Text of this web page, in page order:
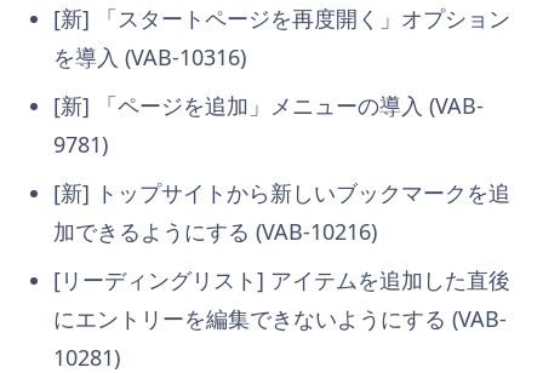
[新] 「スタートページを再度開く」オプション
を導入 (VAB-10316)
[新] 「ページを追加」メニューの導入 (VAB-
9781)
[新] トップサイトから新しいブックマークを追
加できるようにする (VAB-10216)
[リーディングリスト] アイテムを追加した直後
にエントリーを編集できないようにする (VAB-
10281)